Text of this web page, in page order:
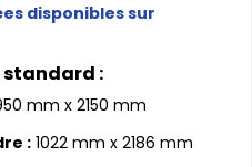
disponibles sur
standard :
mm x 2150 mm
: 1022 mm x 2186 mm